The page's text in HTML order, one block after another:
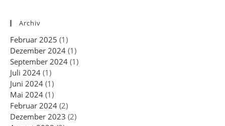
Archiv
Februar 2025 (1)
Dezember 2024 (1)
September 2024 (1)
Juli 2024 (1)
Juni 2024 (1)
Mai 2024 (1)
Februar 2024 (2)
Dezember 2023 (2)